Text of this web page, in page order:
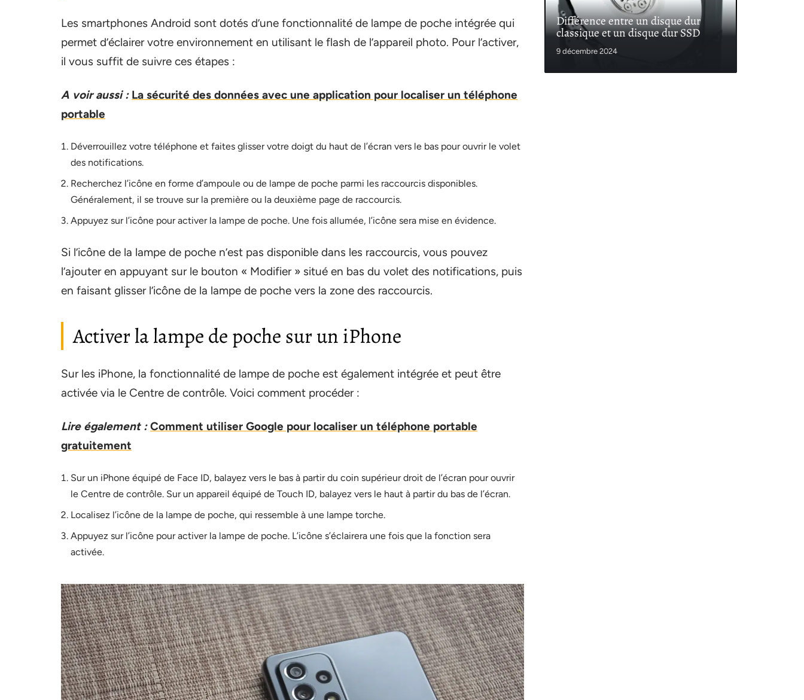
Les smartphones Android sont dotés d’une fonctionnalité de lampe de poche intégrée qui
permet d’éclairer votre environnement en utilisant le flash de l’appareil photo. Pour l’activer,
il vous suffit de suivre ces étapes :
A voir aussi : La sécurité des données avec une application pour localiser un téléphone
portable
Déverrouillez votre téléphone et faites glisser votre doigt du haut de l’écran vers le bas pour ouvrir le volet
des notifications.
Recherchez l’icône en forme d’ampoule ou de lampe de poche parmi les raccourcis disponibles.
Généralement, il se trouve sur la première ou la deuxième page de raccourcis.
Appuyez sur l’icône pour activer la lampe de poche. Une fois allumée, l’icône sera mise en évidence.
Si l’icône de la lampe de poche n’est pas disponible dans les raccourcis, vous pouvez
l’ajouter en appuyant sur le bouton « Modifier » situé en bas du volet des notifications, puis
en faisant glisser l’icône de la lampe de poche vers la zone des raccourcis.
Activer la lampe de poche sur un iPhone
Sur les iPhone, la fonctionnalité de lampe de poche est également intégrée et peut être
activée via le Centre de contrôle. Voici comment procéder :
Lire également : Comment utiliser Google pour localiser un téléphone portable
gratuitement
Sur un iPhone équipé de Face ID, balayez vers le bas à partir du coin supérieur droit de l’écran pour ouvrir
le Centre de contrôle. Sur un appareil équipé de Touch ID, balayez vers le haut à partir du bas de l’écran.
Localisez l’icône de la lampe de poche, qui ressemble à une lampe torche.
Appuyez sur l’icône pour activer la lampe de poche. L’icône s’éclairera une fois que la fonction sera
activée.
Différence entre un disque dur
classique et un disque dur SSD
9 décembre 2024